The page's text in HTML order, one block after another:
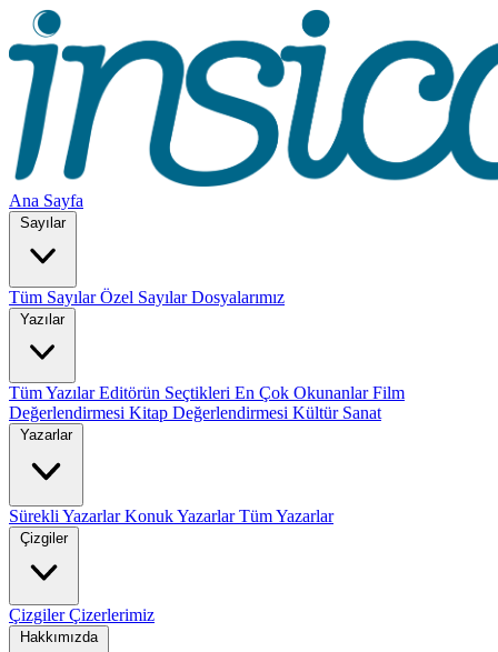
Ana Sayfa
Sayılar
Tüm SayılarÖzel SayılarDosyalarımız
Yazılar
Tüm YazılarEditörün Seçtikleri En Çok OkunanlarFilm
Değerlendirmesi Kitap Değerlendirmesi Kültür Sanat
Yazarlar
Sürekli YazarlarKonuk YazarlarTüm Yazarlar
Çizgiler
ÇizgilerÇizerlerimiz
Hakkımızda